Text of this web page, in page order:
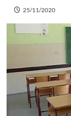
25/11/2020